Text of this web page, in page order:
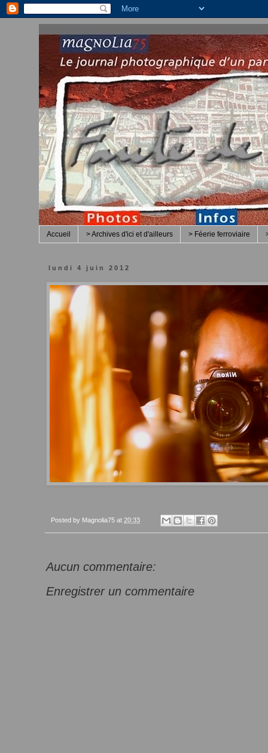
Accueil > Archives d'ici et d'ailleurs > Féerie ferroviaire
lundi 4 juin 2012
Posted by Magnolia75 at 20:33
Aucun commentaire:
Enregistrer un commentaire